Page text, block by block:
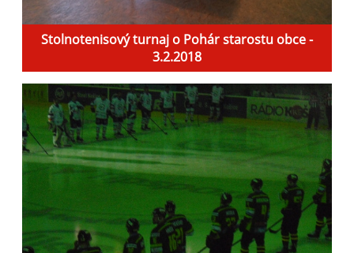
Stolnotenisový turnaj o Pohár starostu obce -
3.2.2018